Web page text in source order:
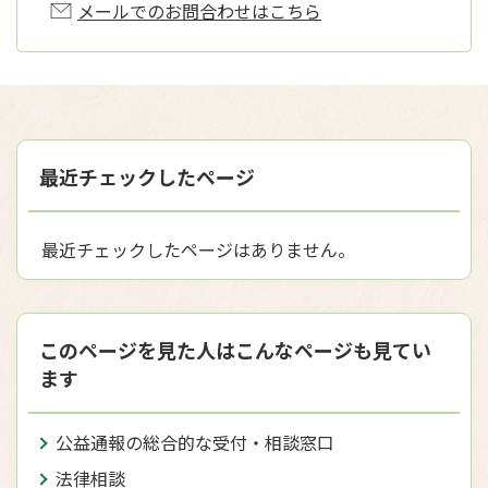
メールでのお問合わせはこちら
最近チェックしたページ
最近チェックしたページはありません。
このページを見た人はこんなページも見てい
ます
公益通報の総合的な受付・相談窓口
法律相談